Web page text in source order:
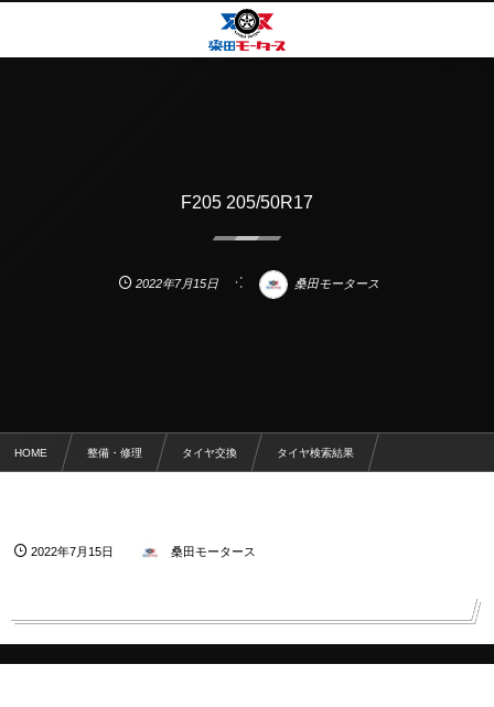
F205 205/50R17
2022年7月15日 桑田モータース
HOME 整備・修理 タイヤ交換 タイヤ検索結果
2022年7月15日 桑田モータース